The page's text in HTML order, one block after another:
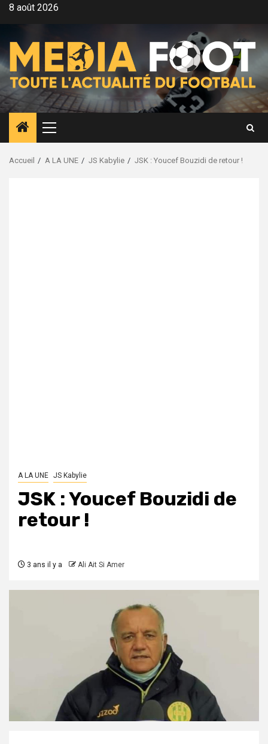
Aller8 août 2026
Menu
principal
Accueil A LA UNE JS Kabylie JSK : Youcef Bouzidi de retour !
A LA UNE JS Kabylie
JSK : Youcef Bouzidi de
retour !
3 ans il y a Ali Ait Si Amer